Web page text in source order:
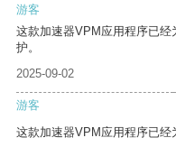
游客
这款加速器VPM应用程序已
护。
2025-09-02
游客
这款加速器VPM应用程序已经